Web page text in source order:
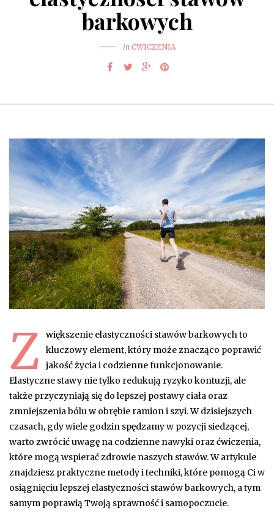
barkowych
in ĆWICZENIA
Z
większenie elastyczności stawów barkowych to
kluczowy element, który może znacząco poprawić
jakość życia i codzienne funkcjonowanie.
Elastyczne stawy nie tylko redukują ryzyko kontuzji, ale
także przyczyniają się do lepszej postawy ciała oraz
zmniejszenia bólu w obrębie ramion i szyi. W dzisiejszych
czasach, gdy wiele godzin spędzamy w pozycji siedzącej,
warto zwrócić uwagę na codzienne nawyki oraz ćwiczenia,
które mogą wspierać zdrowie naszych stawów. W artykule
znajdziesz praktyczne metody i techniki, które pomogą Ci w
osiągnięciu lepszej elastyczności stawów barkowych, a tym
samym poprawią Twoją sprawność i samopoczucie.